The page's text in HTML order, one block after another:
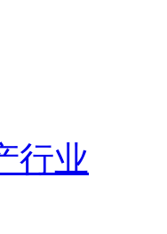
行业